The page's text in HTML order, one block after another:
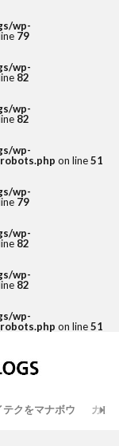
wp-
79
wp-
82
wp-
82
wp-
on line51
wp-
79
wp-
82
wp-
82
wp-
on line51
テクをマナボウ カフ